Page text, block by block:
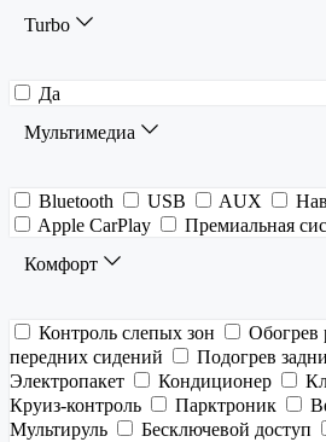
Turbo
Да
Мультимедиа
Bluetooth USB AUX
Apple CarPlay
Премиальная
Комфорт
Контроль слепых зон Обогрев
передних сидений
Подогрев
Электропакет
Кондиционер
Круиз-контроль
Парктроник
Мультируль
Бесключевой доступ